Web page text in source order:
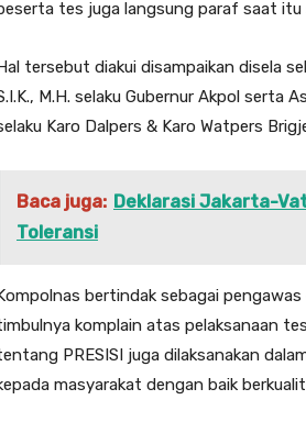
tes juga langsung paraf saat itu
tersebut diakui disampaikan disela
M.H. selaku Gubernur Akpol serta
Karo Dalpers & Karo Watpers
Baca juga: Deklarasi Jakarta-
Toleransi
bertindak sebagai
komplain atas pelaksanaan
PRESISI juga dilaksanakan
masyarakat dengan baik